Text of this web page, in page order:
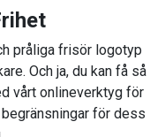
pråliga frisör logotyp
Och ja, du kan få så
vårt onlineverktyg för
för dess